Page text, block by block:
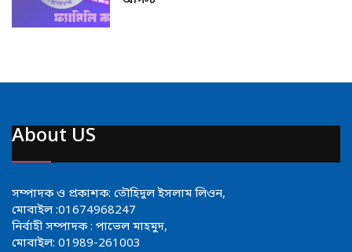
About US
সম্পাদক ও প্রকাশক: তৌহিদুল ইসলাম লিওন,
মোবাইল :01674968247
নির্বাহী সম্পাদক : পাভেল মাহমুদ,
মোবাইল: 01989-261003